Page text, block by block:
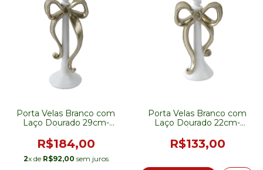
Porta Velas Branco com
Laço Dourado 29cm-
R$184,00
2x de R$92,00 sem juros
Porta Velas Branco com
Laço Dourado 22cm-
R$133,00